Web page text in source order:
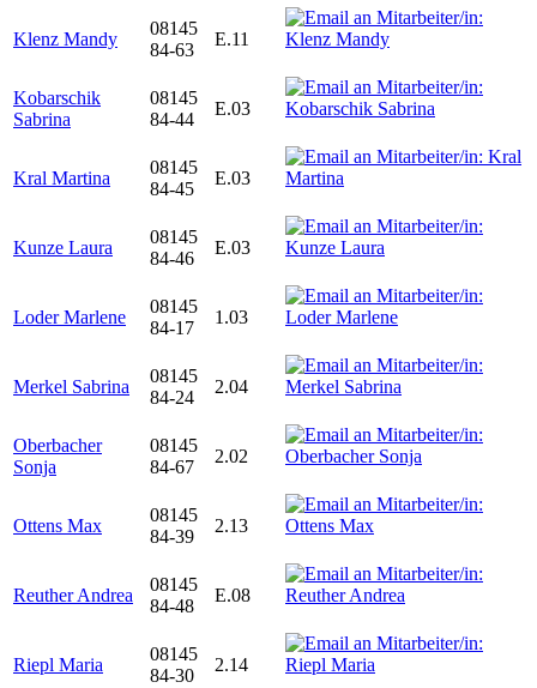
Klenz Mandy
08145
84-63
E.11
Kobarschik
Sabrina
08145
84-44
E.03
Kral Martina
08145
84-45
E.03
Kunze Laura
08145
84-46
E.03
Loder Marlene
08145
84-17
1.03
Merkel Sabrina
08145
84-24
2.04
Oberbacher
Sonja
08145
84-67
2.02
Ottens Max
08145
84-39
2.13
Reuther Andrea
08145
84-48
E.08
Riepl Maria
08145
84-30
2.14